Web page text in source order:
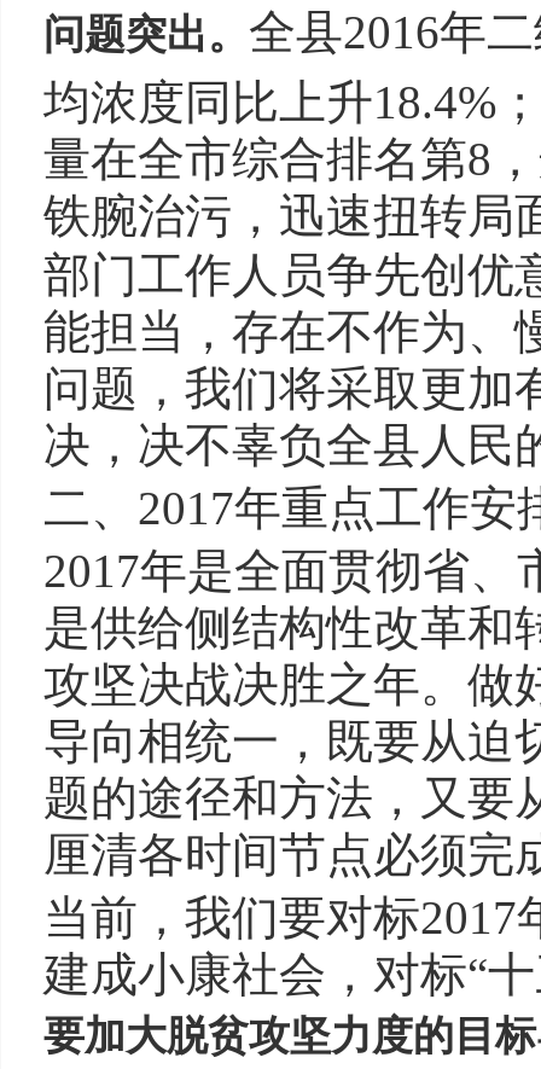
问题突出。 全县2016年
均浓度同比上升18.4%
量在全市综合排名第8
铁腕治污，迅速扭转局
部门工作人员争先创优
能担当，存在不作为、
问题，我们将采取更加
决，决不辜负全县人民
二、2017年重点工作安
2017年是全面贯彻省
是供给侧结构性改革和
攻坚决战决胜之年。做
导向相统一，既要从迫
题的途径和方法，又要
厘清各时间节点必须完
当前，我们要对标
建成小康社会，对标“
要加大脱贫攻坚力度的目